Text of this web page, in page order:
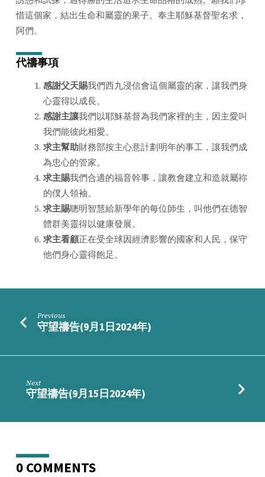
惜這個家，結出生命和屬靈的果子。奉主耶穌基督聖名求，
阿們。
代禱事項
感謝父天賜我們西九浸信會這個屬靈的家，讓我們身
心靈得以成長。
感謝主讓我們以耶穌基督為我們家裡的主，因主愛叫
我們能彼此相愛。
求主幫助財務部按主心意計劃明年的事工，讓我們成
為忠心的管家。
求主賜我們合適的福音幹事，讓教會建立和造就屬祢
的僕人領袖。
求主賜聰明智慧給新學年的每位師生，叫他們在德智
體群美靈得以健康發展。
求主看顧正在受全球因經濟影響的國家和人民，保守
他們身心靈得飽足。
Previous
守望禱告(9月1日2024年)
Next
守望禱告(9月15日2024年)
0 COMMENTS